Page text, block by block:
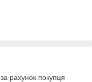
рахунок покупця